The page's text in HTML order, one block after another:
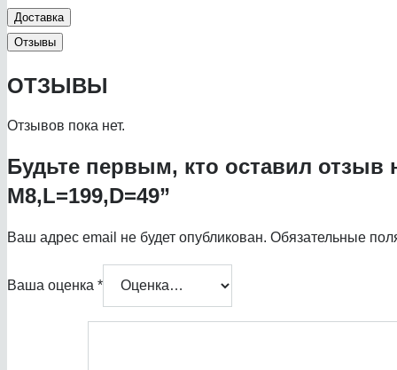
Доставка
Отзывы
ОТЗЫВЫ
Отзывов пока нет.
Будьте первым, кто оставил
М8,L=199,D=49”
Ваш адрес email не будет опубликован. Обязательные
Ваша оценка *